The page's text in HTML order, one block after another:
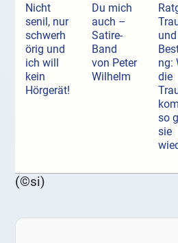
Nicht
senil, nur
schwerh
örig und
ich will
kein
Hörgerät!
Du mich
auch –
Satire-
Band
von Peter
Wilhelm
und
ng:
die
so
sie
(©si)